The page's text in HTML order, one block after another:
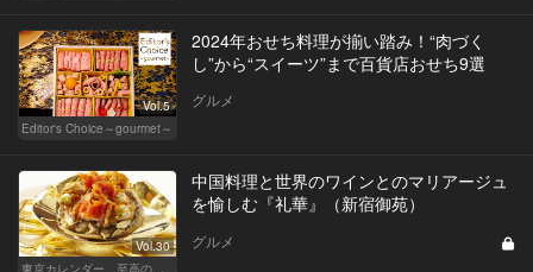
Vol.5
Editor's Choice～gourmet～
2024年おせち料理が揃い踏み！“肉づく
し”から“スイーツ”まで百貨店おせち9選
グルメ
Vol.30
東京カレンダー 至高の名店シリーズ
中国料理と世界のワインとのマリアージュ
を愉しむ『礼華』（新宿御苑）
グルメ